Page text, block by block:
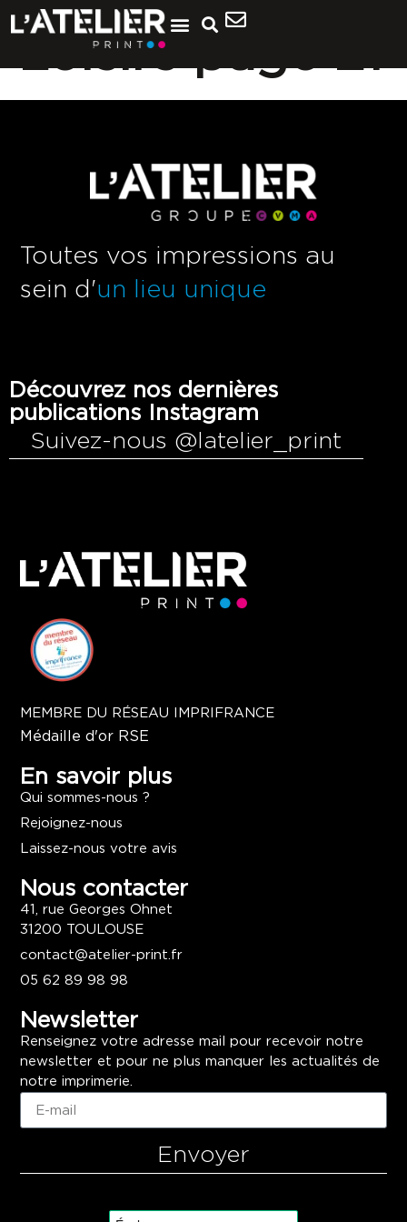
Loisirs page 21
Toutes vos impressions au
sein d'un lieu unique
Découvrez nos dernières
publications Instagram
Suivez-nous @latelier_print
MEMBRE DU RÉSEAU IMPRIFRANCE
Médaille d'or RSE
En savoir plus
Qui sommes-nous ?
Rejoignez-nous
Laissez-nous votre avis
Nous contacter
41, rue Georges Ohnet
31200 TOULOUSE
contact@atelier-print.fr
05 62 89 98 98
Newsletter
Renseignez votre adresse mail pour recevoir notre
newsletter et pour ne plus manquer les actualités de
notre imprimerie.
Envoyer